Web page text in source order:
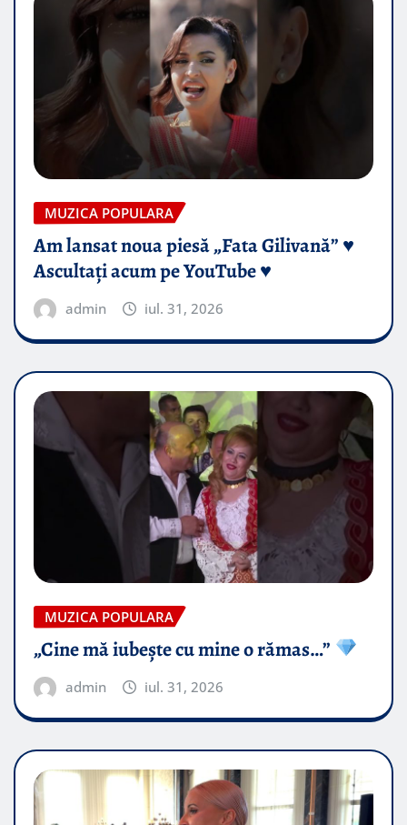
MUZICA POPULARA
Am lansat noua piesă „Fata Gilivană” ♥️
Ascultați acum pe YouTube ♥️
admin iul. 31, 2026
MUZICA POPULARA
„Cine mă iubește cu mine o rămas…”
admin iul. 31, 2026